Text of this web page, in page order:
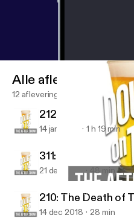
Doubt on Tap
Alle afleveringen
12 afleveringen
212: Holy Smokes
14 jan 2019 1 h 19 min
311: A MAJOR
21 dec 2018 48 min
210: The Death of
14 dec 2018 28 min